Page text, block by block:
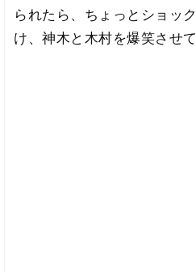
られたら、ちょっとショッ
け、神木と木村を爆笑させて